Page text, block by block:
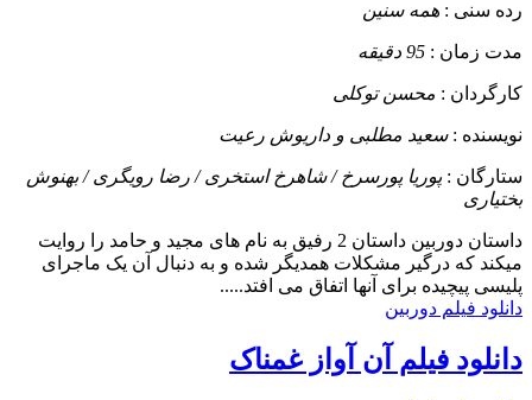
رده سنی : همه سنین
مدت زمان : 95 دقیقه
کارگردان : محسن توکلی
نویسنده :سعید مطلبی و داریوش رعیت
ستارگان :پوریا پورسرخ / شاهرخ استخری / رضا رویگری / بهنوش
بختیاری
داستان
دوربین داستان 2 رفیق به نام های مجید و حامد را روایت
میکند که درگیر مشکلات همدیگر شده و به دنبال آن یک ماجرای
پلیسی پیچیده برای آنها اتفاق می افتد.....
دانلود فیلم دوربین
دانلود فیلم آن آواز غمناک